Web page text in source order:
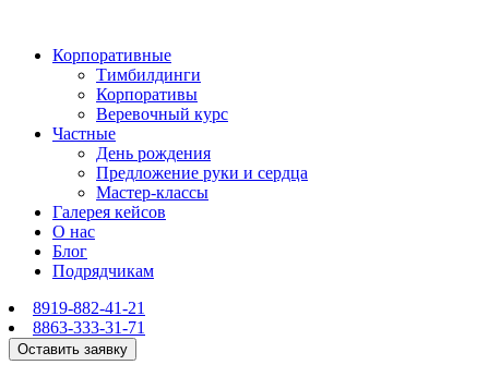
Корпоративные
Тимбилдинги
Корпоративы
Веревочный курс
Частные
День рождения
Предложение руки и сердца
Мастер-классы
Галерея кейсов
О нас
Блог
Подрядчикам
8919-882-41-21
8863-333-31-71
Оставить заявку